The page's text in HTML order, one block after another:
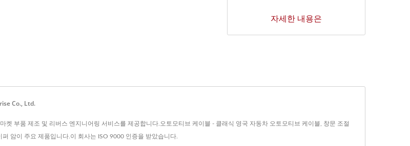
자세한 내용은
Co., Ltd.
켓 부품 제조 및 리버스 엔지니어링 서비스를 제공합니다.오토모티브 케이블 - 클래식 영국 자동차 오토모티브 케이블, 창문 조절
암이 주요 제품입니다.이 회사는 ISO 9000 인증을 받았습니다.